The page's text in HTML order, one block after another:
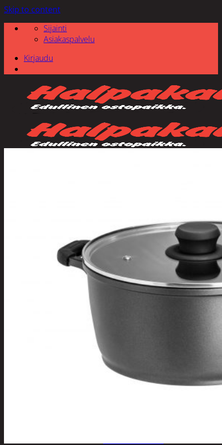
Skip to content
Sijainti
Asiakaspalvelu
Kirjaudu
Tuotevalikoima
Poistotuotteet
Kausituotteet
Joulu- ja kausivalot
Eläimet ja
tontut
muut